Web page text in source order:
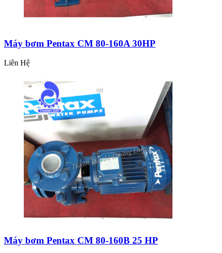
Máy bơm Pentax CM 80-160A 30HP
Liên Hệ
Máy bơm Pentax CM 80-160B 25 HP